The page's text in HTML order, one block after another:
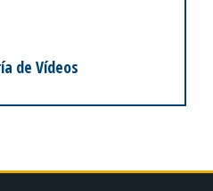
de Vídeos